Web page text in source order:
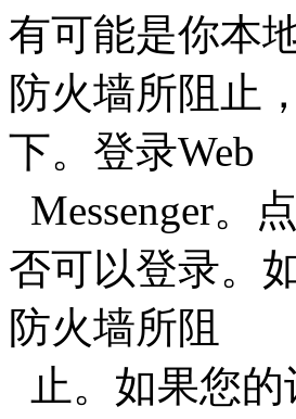
有可能是你本
防火墙所阻止
下。登录Web
Messenger。
否可以登录。
防火墙所阻
止。如果您